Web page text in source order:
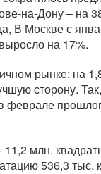
на-Дону – на
В Москве с
на 17%.
рынке: на
сторону.
млн.
536,3 тыс.